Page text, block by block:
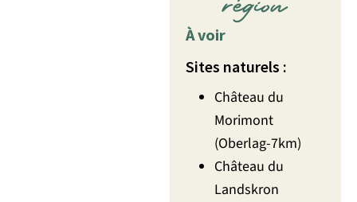
À voir
Sites naturels :
Château du
Morimont
(Oberlag-7km)
Château du
Landskron